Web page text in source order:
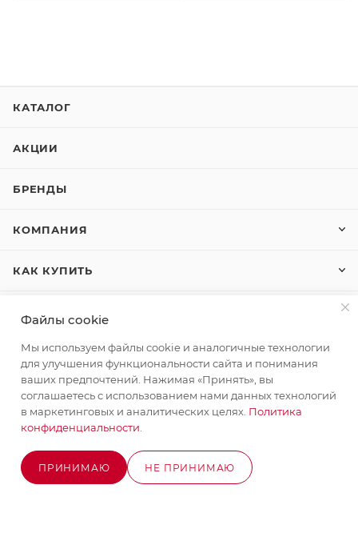
В КОРЗИНУ
КАТАЛОГ
АКЦИИ
БРЕНДЫ
КОМПАНИЯ
КАК КУПИТЬ
+7 (495) 580-58-52 ЗАКАЗАТЬ ЗВОНОК
info@stroyx.ru
г. Москва, Варшавское ш, вл. 248,
стр.2
Часы работы: пн - пт с 9:00 до 18:00
Файлы cookie
Мы используем файлы cookie и аналогичные технологии
для улучшения функциональности сайта и понимания
ваших предпочтений. Нажимая «Принять», вы
соглашаетесь с использованием нами данных технологий
в маркетинговых и аналитических целях. Политика
конфиденциальности
ПРИНИМАЮ НЕ ПРИНИМАЮ